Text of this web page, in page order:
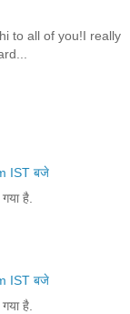
to all of you!I really
IST बजे
है.
IST बजे
है.